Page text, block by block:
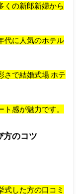
くの新郎新婦から
代に人気のホテル
さで結婚式場 ホテ
感が魅力です。
方のコツ
式した方の口コミ